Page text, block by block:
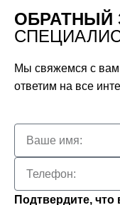
ОБРАТНЫЙ
Мы свяжемся с
ответим на все
Подтвердите, что